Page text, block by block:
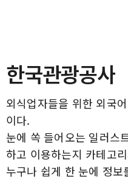
한국관광공사
외식업자들을 위한 외국
이다.
눈에 쏙 들어오는 일러스
하고 이용하는지 카테고
누구나 쉽게 한 눈에 정